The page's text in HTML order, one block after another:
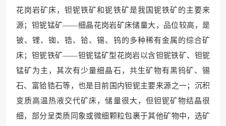
花岗岩矿床，钽铌铁矿和铌铁矿是我国铌铁矿的主要来
源；钽铌锰矿——细晶花岗岩矿床储量大，品位较高，是
铍、锂、铷、锆、铪、锡、钨的多种稀有金属的综合矿
床；钽铌铁矿——钽铌锰矿型花岗岩以含钽铌铁矿、钽铌
锰矿为主，其次有少量细晶石，共生矿物有黑钨矿、锡
石、富铪锆石等，也是目前国内钽铌主要来源之一；沉积
变质高温热液交代矿床，储量很大，但钽铌矿物结晶很
细，部分呈类质同象或微细颗粒包裹于其他矿物中，选矿